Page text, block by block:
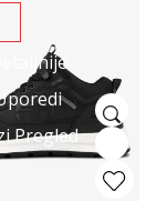
Detaljnije
Pregled